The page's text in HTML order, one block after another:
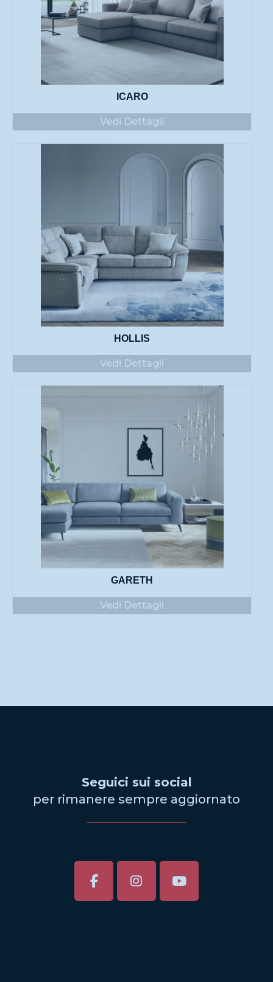
ICARO
Vedi Dettagli
HOLLIS
Vedi Dettagli
GARETH
Vedi Dettagli
Seguici sui social
per rimanere sempre aggiornato